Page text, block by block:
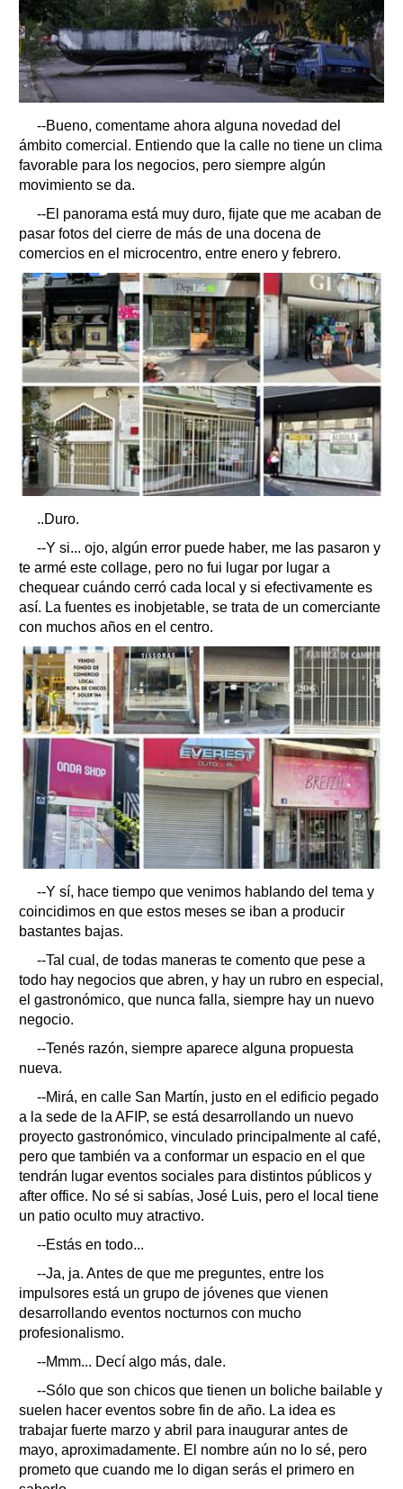
--Bueno, comentame ahora alguna novedad del
ámbito comercial. Entiendo que la calle no tiene un clima
favorable para los negocios, pero siempre algún
movimiento se da.
--El panorama está muy duro, fijate que me acaban de
pasar fotos del cierre de más de una docena de
comercios en el microcentro, entre enero y febrero.
..Duro.
--Y si... ojo, algún error puede haber, me las pasaron y
te armé este collage, pero no fui lugar por lugar a
chequear cuándo cerró cada local y si efectivamente es
así. La fuentes es inobjetable, se trata de un comerciante
con muchos años en el centro.
--Y sí, hace tiempo que venimos hablando del tema y
coincidimos en que estos meses se iban a producir
bastantes bajas.
--Tal cual, de todas maneras te comento que pese a
todo hay negocios que abren, y hay un rubro en especial,
el gastronómico, que nunca falla, siempre hay un nuevo
negocio.
--Tenés razón, siempre aparece alguna propuesta
nueva.
--Mirá, en calle San Martín, justo en el edificio pegado
a la sede de la AFIP, se está desarrollando un nuevo
proyecto gastronómico, vinculado principalmente al café,
pero que también va a conformar un espacio en el que
tendrán lugar eventos sociales para distintos públicos y
after office. No sé si sabías, José Luis, pero el local tiene
un patio oculto muy atractivo.
--Estás en todo...
--Ja, ja. Antes de que me preguntes, entre los
impulsores está un grupo de jóvenes que vienen
desarrollando eventos nocturnos con mucho
profesionalismo.
--Mmm... Decí algo más, dale.
--Sólo que son chicos que tienen un boliche bailable y
suelen hacer eventos sobre fin de año. La idea es
trabajar fuerte marzo y abril para inaugurar antes de
mayo, aproximadamente. El nombre aún no lo sé, pero
prometo que cuando me lo digan serás el primero en